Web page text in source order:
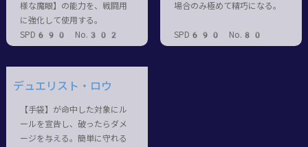
様な魔眼】の能力を、戦闘用
に強化して使用する。
SPD690 No.302
場合のみ極めて精巧になる。
SPD690 No.80
デュエリスト・ロウ
【手袋】が命中した対象にル
ールを宣告し、破ったらダメ
ージを与える。簡単に守れる